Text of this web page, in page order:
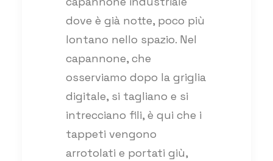
dove è già notte, poco più
lontano nello spazio. Nel
capannone, che
osserviamo dopo la griglia
digitale, si tagliano e si
intrecciano fili, è qui che i
tappeti vengono
arrotolati e portati giù,